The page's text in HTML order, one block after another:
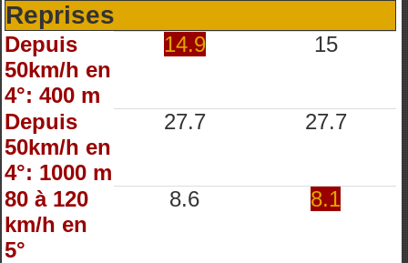
Reprises
Depuis
50km/h en
4°: 400 m
14.9 15
Depuis
50km/h en
4°: 1000 m
27.7 27.7
80 à 120
km/h en
5°
8.6 8.1